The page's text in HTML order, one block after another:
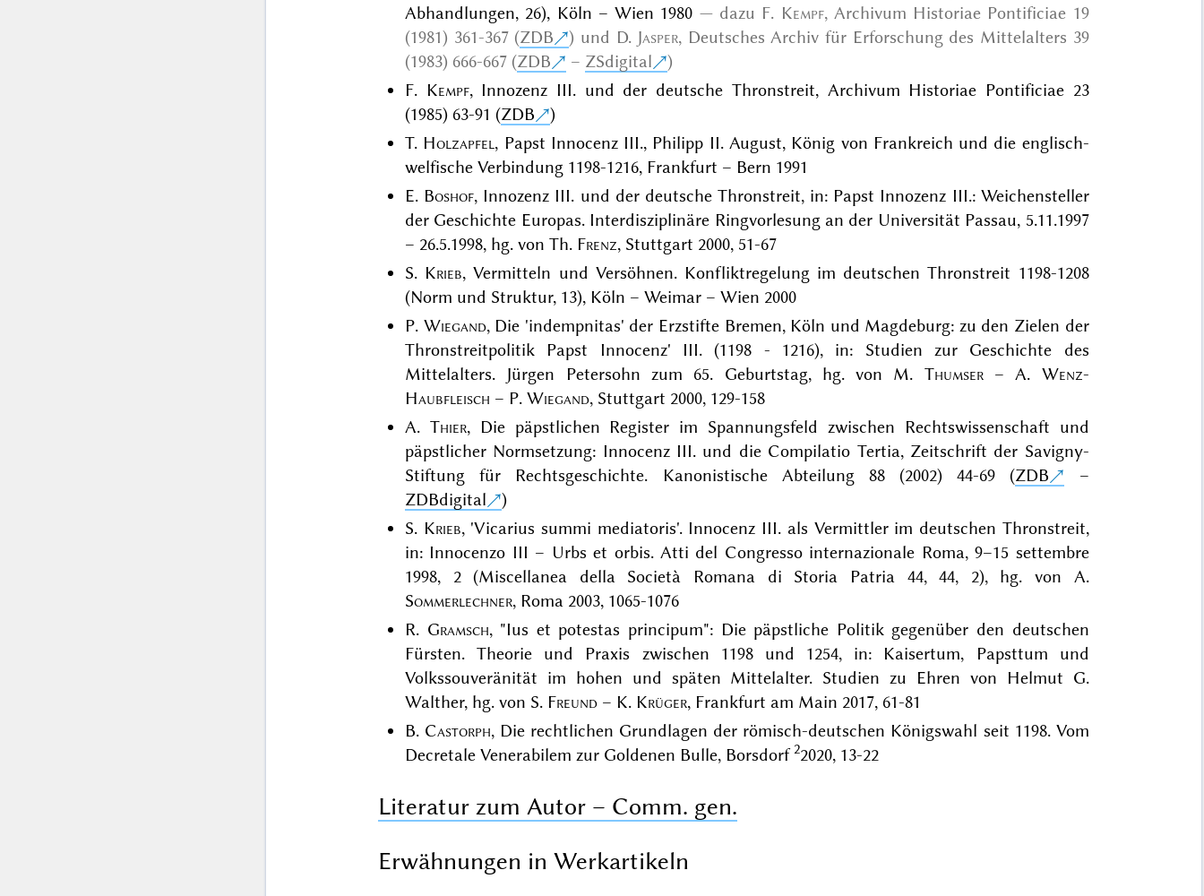
Abhandlungen, 26), Köln – Wien 1980
dazu F. Kempf, Archivum Historiae Pontificiae 19
(1981) 361-367 (ZDB ) und D. Jasper, Deutsches Archiv für Erforschung des Mittelalters 39
(1983) 666-667 (ZDB – ZSdigital
)
F. Kempf, Innozenz III. und der deutsche Thronstreit, Archivum Historiae Pontificiae 23
(1985) 63-91 (ZDB
)
T. Holzapfel, Papst Innocenz III., Philipp II. August, König von Frankreich und die englisch-
welfische Verbindung 1198-1216, Frankfurt – Bern 1991
E. Boshof, Innozenz III. und der deutsche Thronstreit, in: Papst Innozenz III.: Weichensteller
der Geschichte Europas. Interdisziplinäre Ringvorlesung an der Universität Passau, 5.11.1997
– 26.5.1998, hg. von Th. Frenz, Stuttgart 2000, 51-67
S. Krieb, Vermitteln und Versöhnen. Konfliktregelung im deutschen Thronstreit 1198-1208
(Norm und Struktur, 13), Köln – Weimar – Wien 2000
P. Wiegand, Die 'indempnitas' der Erzstifte Bremen, Köln und Magdeburg: zu den Zielen der
Thronstreitpolitik Papst Innocenz' III. (1198 - 1216), in: Studien zur Geschichte des
Mittelalters. Jürgen Petersohn zum 65. Geburtstag, hg. von M. Thumser– A. Wenz-
Haubfleisch – P. Wiegand, Stuttgart 2000, 129-158
A. Thier, Die päpstlichen Register im Spannungsfeld zwischen Rechtswissenschaft und
päpstlicher Normsetzung: Innocenz III. und die Compilatio Tertia, Zeitschrift der Savigny-
Stiftung für Rechtsgeschichte. Kanonistische Abteilung 88 (2002) 44-69 (ZDB
–
ZDBdigital
)
S. Krieb, 'Vicarius summi mediatoris'. Innocenz III. als Vermittler im deutschen Thronstreit,
in: Innocenzo III – Urbs et orbis. Atti del Congresso internazionale Roma, 9–15 settembre
1998, 2 (Miscellanea della Società Romana di Storia Patria 44, 44, 2), hg. von A.
Sommerlechner, Roma 2003, 1065-1076
R. Gramsch, "Ius et potestas principum": Die päpstliche Politik gegenüber den deutschen
Fürsten. Theorie und Praxis zwischen 1198 und 1254, in: Kaisertum, Papsttum und
Volkssouveränität im hohen und späten Mittelalter. Studien zu Ehren von Helmut G.
Walther, hg. von S. Freund– K. Krüger, Frankfurt am Main 2017, 61-81
B. Castorph, Die rechtlichen Grundlagen der römisch-deutschen Königswahl seit 1198. Vom
Decretale Venerabilem zur Goldenen Bulle, Borsdorf 22020, 13-22
Literatur zum Autor – Comm. gen.
Erwähnungen in Werkartikeln